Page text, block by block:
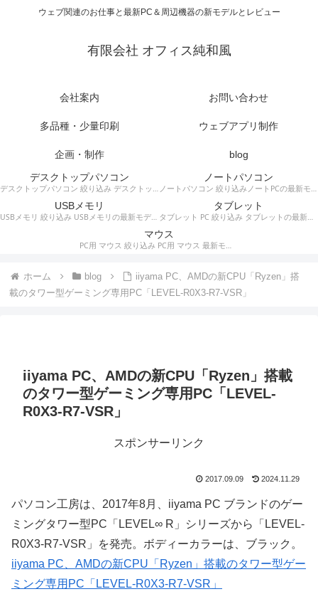
ウェブ関連のお仕事と最新PC＆周辺機器の新モデルとレビュー
有限会社 オフィス純和風
会社案内 お問い合わせ
多品種・少量印刷 ウェブアプリ制作
企画・制作
blog
デスクトップパソコン
デスクトップパソコン 絞り込み デスクトップPCの最新モデルやスペック・仕様に関する情報。
ノートパソコン
ノートパソコン 絞り込みノートPCの最新モデルやスペック・仕様に関する情報。
USBメモリ
USBメモリ 絞り込み USBメモリの最新モデルやスペック・仕様に関する情報。
タブレット
タブレット PC 絞り込み タブレットの最新モデルやスペック・仕様に関する情報。
マウス
PC用 マウス 絞り込み PC用 マウス 最新モデルやスペック・仕様に関する情報。ワイヤレスマウス、有線マウス、接続タイプなど。
ホーム blog
iiyama PC、AMDの新CPU「Ryzen」搭
載のタワー型ゲーミング専用PC「LEVEL-R0X3-R7-VSR」
iiyama PC、AMDの新CPU「Ryzen」搭載
のタワー型ゲーミング専用PC「LEVEL-
R0X3-R7-VSR」
スポンサーリンク
2017.09.09 2024.11.29
パソコン工房は、2017年8月、iiyama PC ブランドのゲー
ミングタワー型PC「LEVEL∞ R」シリーズから「LEVEL-
R0X3-R7-VSR」を発売。ボディーカラーは、ブラック。
iiyama PC、AMDの新CPU「Ryzen」搭載のタワー型ゲー
ミング専用PC「LEVEL-R0X3-R7-VSR」